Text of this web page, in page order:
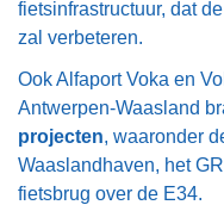
fietsinfrastructuur, dat
zal verbeteren.
Ook Alfaport Voka en
Antwerpen-Waasland
projecten, waaronder
Waaslandhaven, het
fietsbrug over de E34.